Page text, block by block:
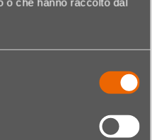
Quantità
N. 4.5 CASTANO